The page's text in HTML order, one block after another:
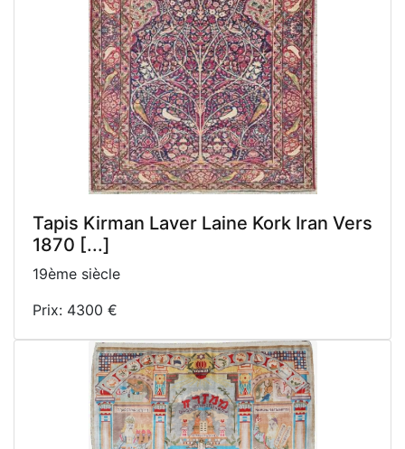
Tapis Kirman Laver Laine Kork Iran Vers
1870 [...]
19ème siècle
Prix: 4300 €